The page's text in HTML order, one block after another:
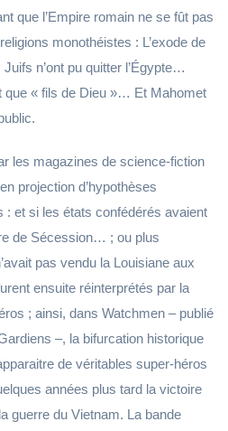
que l’Empire romain ne se fût pas
monothéistes : L’exode de
n’ont pu quitter l’Égypte…
que « fils de Dieu »… Et Mahomet
les magazines de science-fiction
projection d’hypothèses
: et si les états confédérés avaient
de Sécession… ; ou plus
pas vendu la Louisiane aux
ensuite réinterprétés par la
; ainsi, dans Watchmen – publié
–, la bifurcation historique
de véritables super-héros
années plus tard la victoire
guerre du Vietnam. La bande